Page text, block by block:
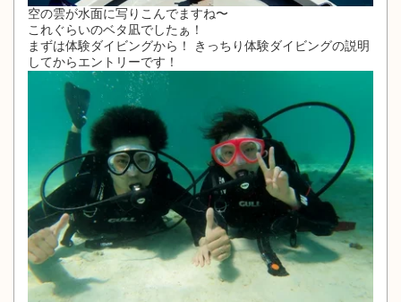
空の雲が水面に写りこんでますね〜
これぐらいのベタ凪でしたぁ！
まずは体験ダイビングから！ きっちり体験ダイビングの説明
してからエントリーです！